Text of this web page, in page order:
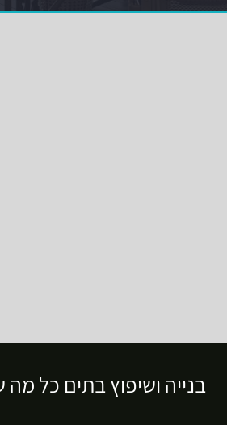
בנייה ושיפוץ בתים כל